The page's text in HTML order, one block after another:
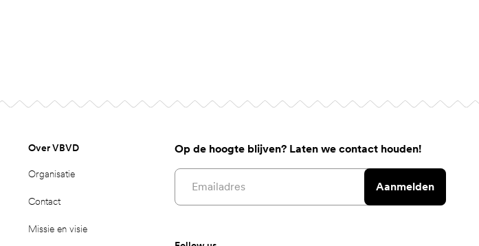
Over VBVD
Organisatie
Contact
Missie en visie
Op de hoogte blijven? Laten we contact houden!
Email address
Aanmelden